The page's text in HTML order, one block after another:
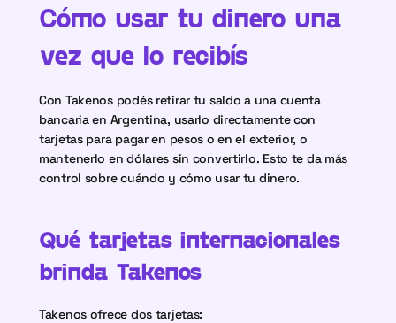
Cómo usar tu dinero una
vez que lo recibís
Con Takenos podés retirar tu saldo a una cuenta
bancaria en Argentina, usarlo directamente con
tarjetas para pagar en pesos o en el exterior, o
mantenerlo en dólares sin convertirlo. Esto te da más
control sobre cuándo y cómo usar tu dinero.
Qué tarjetas internacionales
brinda Takenos
Takenos ofrece dos tarjetas: